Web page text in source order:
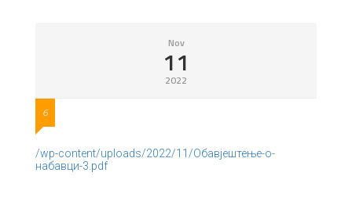
Nov
11
2022
6
/wp-content/uploads/2022/11/Обавјештење-о-
набавци-3.pdf